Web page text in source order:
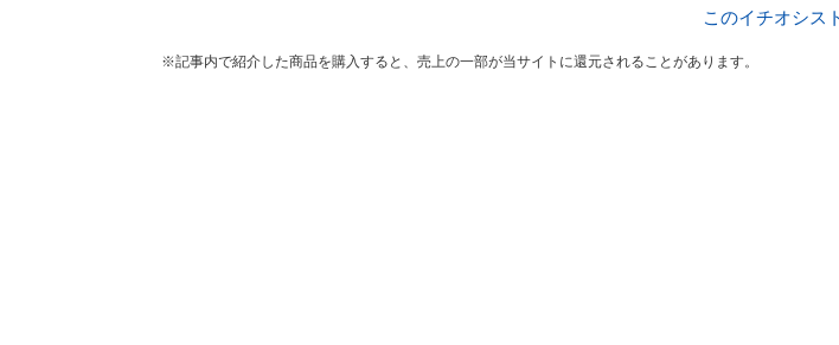
このイチオシス
※記事内で紹介した商品を購入すると、売上の一部が当サイトに還元されることがあります。